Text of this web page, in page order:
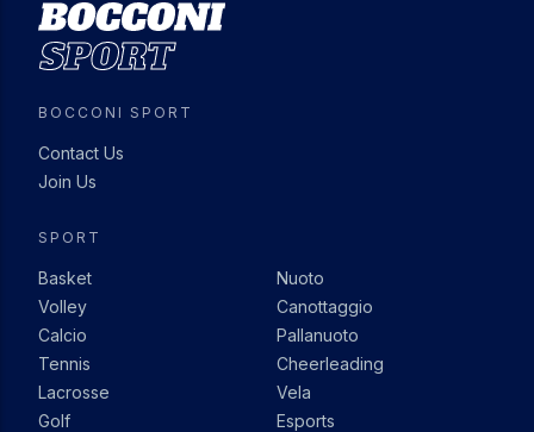
Image
BOCCONI SPORT
Contact Us
Join Us
SPORT
Basket
Volley
Calcio
Tennis
Lacrosse
Golf
Nuoto
Canottaggio
Pallanuoto
Cheerleading
Vela
Esports